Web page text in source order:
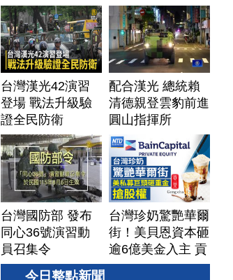
台灣漢光42演習
登場 戰法升級驗
證全民防衛
配合漢光 總統賴
清德親登雲豹前進
圓山指揮所
台灣國防部 發布
同心36號演習動
員召集令
台灣珍奶驚艷華爾
街！美貝恩資本砸
逾6億美金入主 貢
茶拓國際版圖加速
今日整點新聞